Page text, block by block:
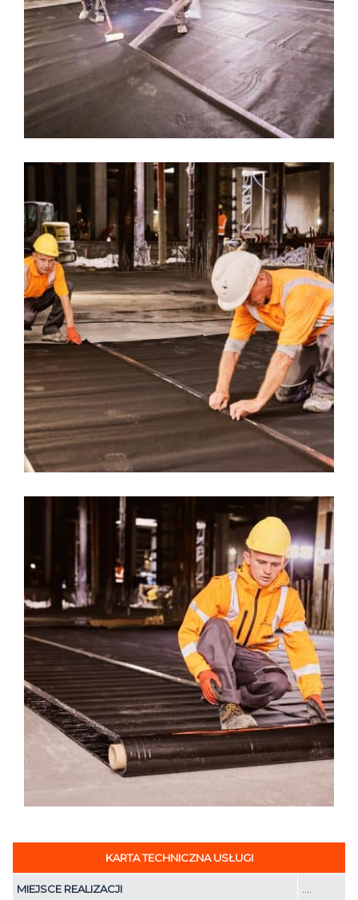
KARTA TECHNICZNA USŁUGI
MIEJSCE REALIZACJI